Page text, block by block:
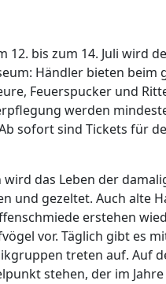
12. bis zum 14. Juli wird
Händler bieten
Feuerspucker und
werden
sofort sind Tickets für
das Leben der
und gezeltet. Auch alte
erstehen
vor. Täglich gibt es
treten auf. Auf
stehen, der im